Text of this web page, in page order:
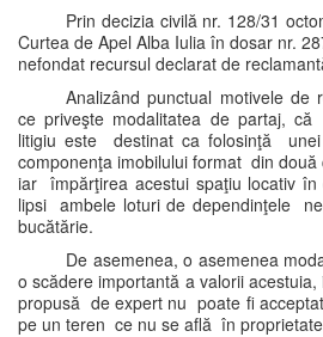
Prin decizia civilă nr. 128/31
Curtea de Apel Alba Iulia în dosar nr.
nefondat recursul declarat de
Analizând punctual motivele de
ce priveşte modalitatea de partaj,
litigiu este destinat ca folosinţă
componenţa imobilului format din
iar împărţirea acestui spaţiu locativ
lipsi ambele loturi de dependinţele
bucătărie.
De asemenea, o asemenea
o scădere importantă a valorii
propusă de expert nu poate fi
pe un teren ce nu se află în